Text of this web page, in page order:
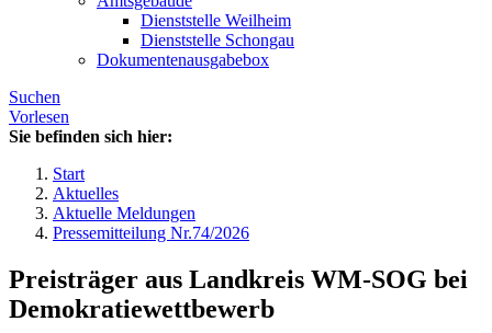
Dienststelle Weilheim
Dienststelle Schongau
Dokumentenausgabebox
Suchen
Vorlesen
Sie befinden sich hier:
Start
Aktuelles
Aktuelle Meldungen
Pressemitteilung Nr.74/2026
Preisträger aus Landkreis WM-SOG bei
Demokratiewettbewerb